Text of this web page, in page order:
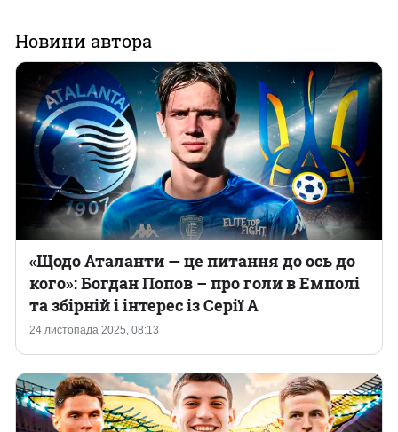
Новини автора
24 листопада 2025, 08:13
«Щодо Аталанти — це питання до ось до
кого»: Богдан Попов – про голи в Емполі
та збірній і інтерес із Серії А